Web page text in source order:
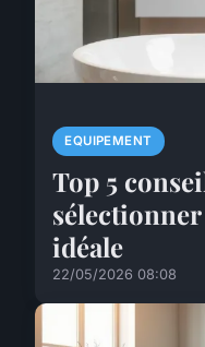
EQUIPEMENT
Top 5
idéale
22/05/2026 08:08